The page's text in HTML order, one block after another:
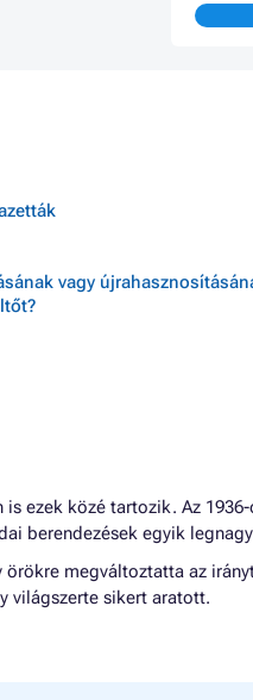
vagy
ezek közé tartozik. Az
berendezések egyik
megváltoztatta az
világszerte sikert aratott.